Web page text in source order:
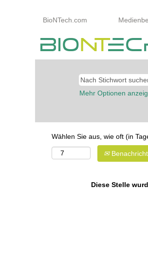
BioNTech.com
Mehr Optionen
Wählen Sie aus, wie oft (in
Diese Stelle